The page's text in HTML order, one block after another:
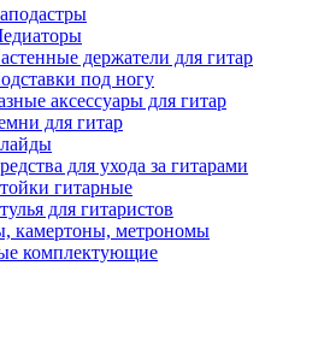
держатели для гитар
под ногу
аксессуары для гитар
для гитар
для ухода за гитарами
гитарные
для гитаристов
камертоны, метрономы
комплектующие